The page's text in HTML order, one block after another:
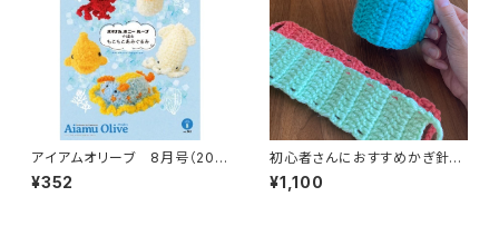
アイアムオリーブ 8月号（202
5年）
¥352
初心者さんにおすすめかぎ針編
みキット☆アクリルカップスリー
ブ
¥1,100